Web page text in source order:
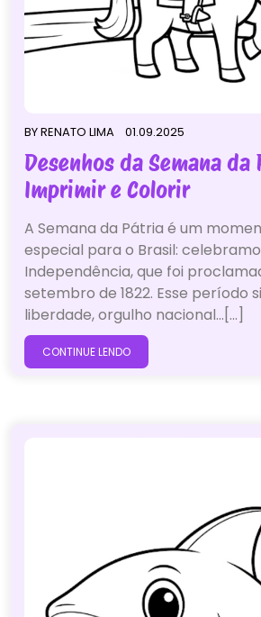
BYRENATO LIMA 01.09.2025
Desenhos da Semana da
Imprimir e Colorir
A Semana da Pátria é um
especial para o Brasil:
Independência, que foi
setembro de 1822. Esse período
liberdade, orgulho nacional…[...]
CONTINUE LENDO